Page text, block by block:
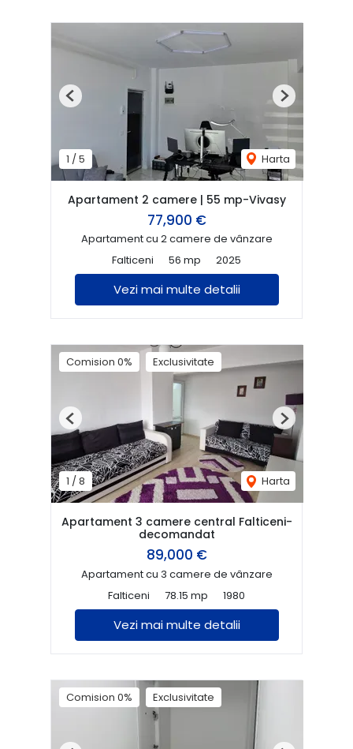
1 /5 Harta
Previous Next
Apartament 2 camere | 55 mp-Vivasy
77,900 €
Apartament cu 2 camere de vânzare
Falticeni
56 mp 2025
Vezi mai multe detalii
Comision 0% Exclusivitate
1 / 8 Harta
Previous Next
Apartament 3 camere central Falticeni-
decomandat
89,000 €
Apartament cu 3 camere de vânzare
Falticeni
78.15 mp 1980
Vezi mai multe detalii
Comision 0% Exclusivitate